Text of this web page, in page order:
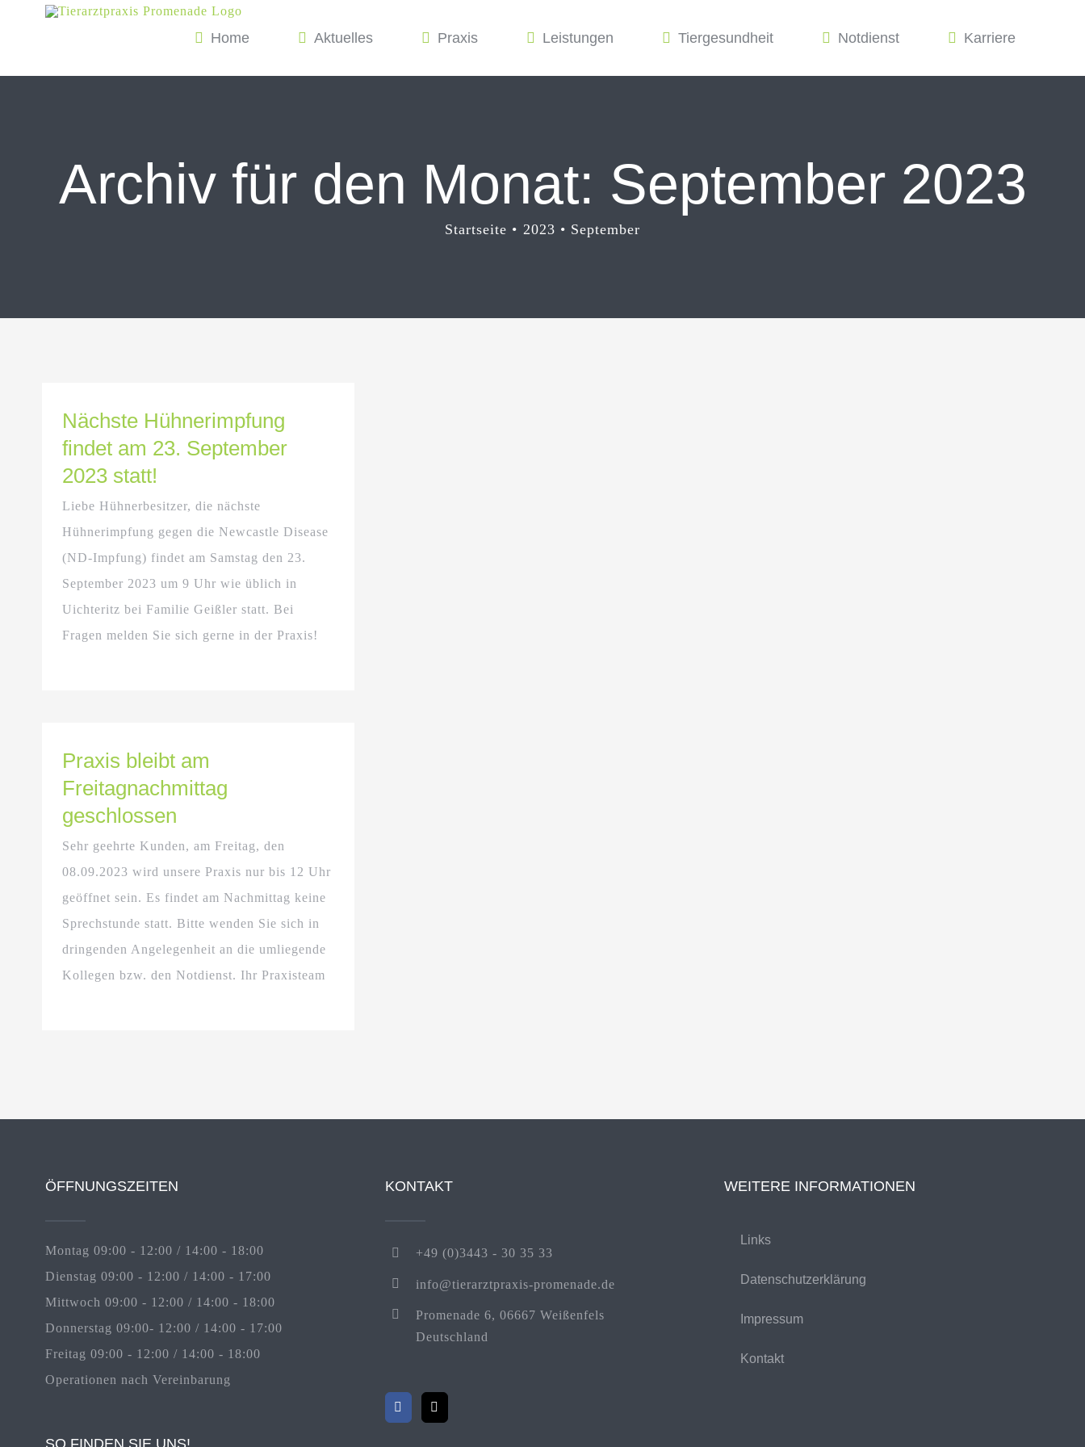
Home Aktuelles Praxis Leistungen Tiergesundheit Notdienst Karriere
Archiv für den Monat: September 2023
Startseite 2023 September
Nächste Hühnerimpfung
findet am 23. September
2023 statt!
Liebe Hühnerbesitzer, die nächste
Hühnerimpfung gegen die Newcastle Disease
(ND-Impfung) findet am Samstag den 23.
September 2023 um 9 Uhr wie üblich in
Uichteritz bei Familie Geißler statt. Bei
Fragen melden Sie sich gerne in der Praxis!
Praxis bleibt am
Freitagnachmittag
geschlossen
Sehr geehrte Kunden, am Freitag, den
08.09.2023 wird unsere Praxis nur bis 12 Uhr
geöffnet sein. Es findet am Nachmittag keine
Sprechstunde statt. Bitte wenden Sie sich in
dringenden Angelegenheit an die umliegende
Kollegen bzw. den Notdienst. Ihr Praxisteam
ÖFFNUNGSZEITEN
Montag 09:00 - 12:00 / 14:00 - 18:00
Dienstag 09:00 - 12:00 / 14:00 - 17:00
Mittwoch 09:00 - 12:00 / 14:00 - 18:00
Donnerstag 09:00- 12:00 / 14:00 - 17:00
Freitag 09:00 - 12:00 / 14:00 - 18:00
Operationen nach Vereinbarung
KONTAKT
+49 (0)3443 - 30 35 33
info@tierarztpraxis-promenade.de
Promenade 6, 06667 Weißenfels
Deutschland
WEITERE INFORMATIONEN
Links
Datenschutzerklärung
Impressum
Kontakt